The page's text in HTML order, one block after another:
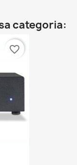
categoria:
favorite_border